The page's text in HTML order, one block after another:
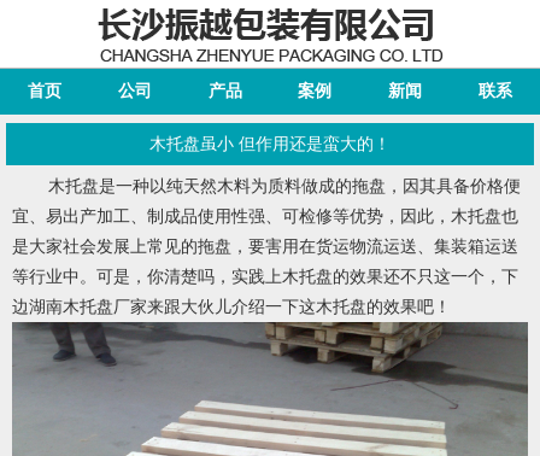
首页 公司 产品 案例 新闻 联系
木托盘虽小 但作用还是蛮大的！
木托盘是一种以纯天然木料为质料做成的拖盘，因其具备价格便
宜、易出产加工、制成品使用性强、可检修等优势，因此，木托盘也
是大家社会发展上常见的拖盘，要害用在货运物流运送、集装箱运送
等行业中。可是，你清楚吗，实践上木托盘的效果还不只这一个，下
边湖南木托盘厂家来跟大伙儿介绍一下这木托盘的效果吧！